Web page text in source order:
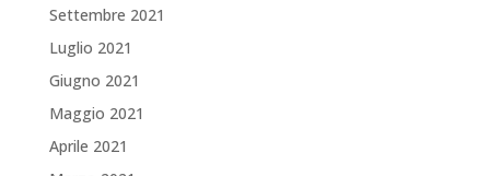
Settembre 2021
Luglio 2021
Giugno 2021
Maggio 2021
Aprile 2021